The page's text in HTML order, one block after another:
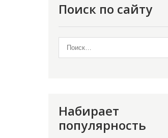
Поиск по сайту
Набирает
популярность